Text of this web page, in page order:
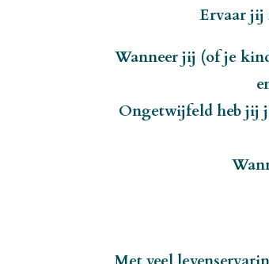
Ervaar jij
Wanneer jij (of je
Ongetwijfeld heb jij